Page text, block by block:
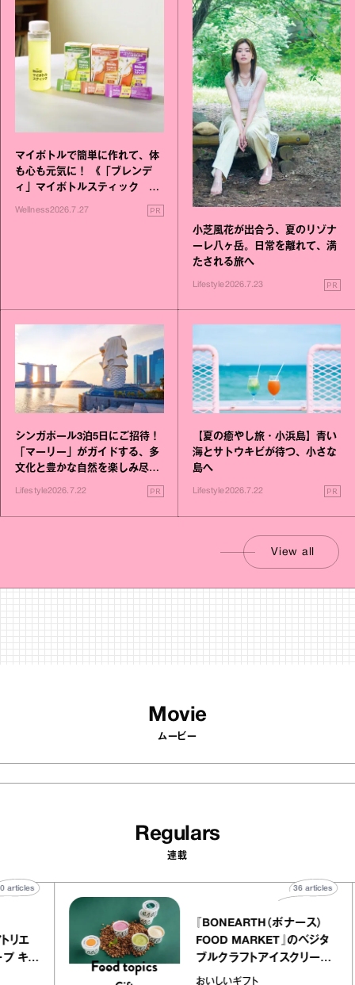
マイボトルで簡単に作れて、体
も心も元気に！ 《「ブレンデ
ィ」マイボトルスティック い
いこと毎日》シリーズが誕生
Wellness2026.7.27 PR
小芝風花が出合う、夏のリゾナ
ーレ八ヶ岳。日常を離れて、満
たされる旅へ
Lifestyle2026.7.23 PR
シンガポール3泊5日にご招待！
「マーリー」がガイドする、多
文化と豊かな自然を楽しみ尽く
す旅
Lifestyle2026.7.22 PR
【夏の癒やし旅・小浜島】青い
海とサトウキビが待つ、小さな
島へ
Lifestyle2026.7.22 PR
View all
Movie
ムービー
Regulars
連載
ー アトリエ
クレープ キャ
40
『BONEARTH（ボナース
FOOD MARKET』のベ
ブルクラフトアイスクリ
｜真野知子の「おいしい
おいしいギフト
36